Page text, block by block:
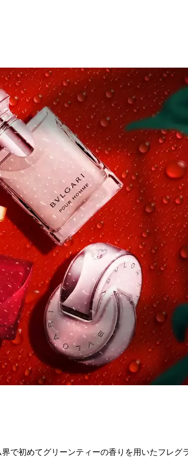
で初めてグリーンティーの香りを用いたフレグ